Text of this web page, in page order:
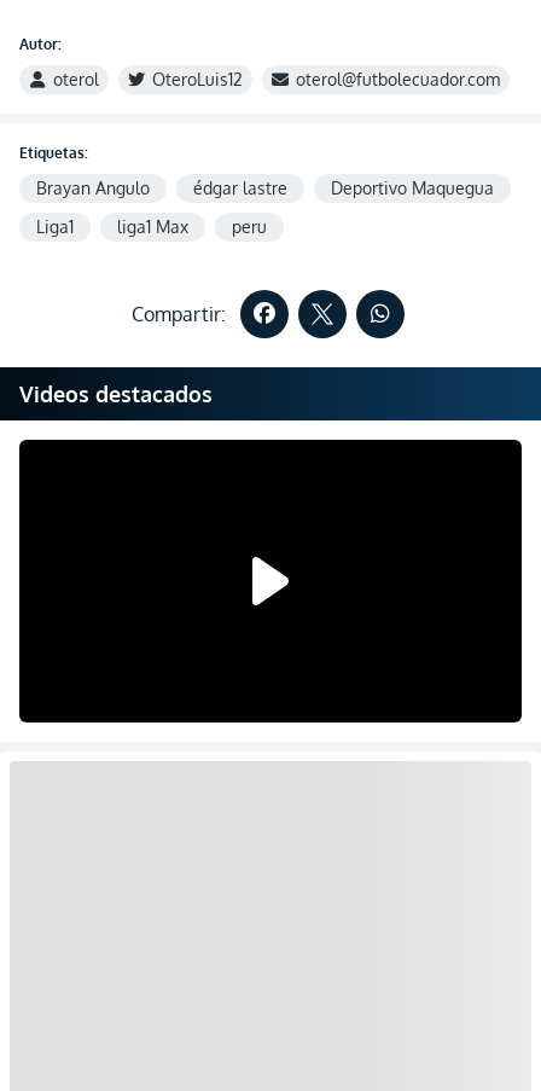
Autor:
oterol OteroLuis12 oterol@futbolecuador.com
Etiquetas:
Brayan Angulo édgar lastre
Deportivo Maquegua
Liga1
liga1 Max peru
Compartir:
Videos destacados